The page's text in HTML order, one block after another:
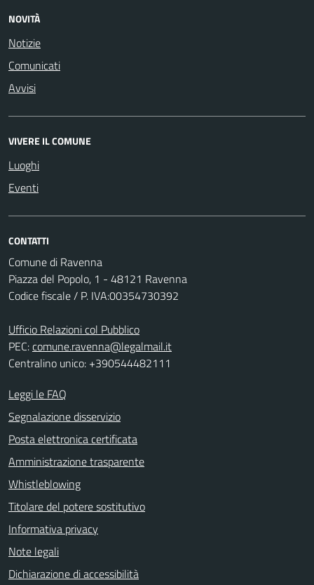
NOVITÀ
Notizie
Comunicati
Avvisi
VIVERE IL COMUNE
Luoghi
Eventi
CONTATTI
Comune di Ravenna
Piazza del Popolo, 1 - 48121 Ravenna
Codice fiscale / P. IVA:00354730392
Ufficio Relazioni col Pubblico
PEC:comune.ravenna@legalmail.it
Centralino unico: +390544482111
Leggi le FAQ
Segnalazione disservizio
Posta elettronica certificata
Amministrazione trasparente
Whistleblowing
Titolare del potere sostitutivo
Informativa privacy
Note legali
Dichiarazione di accessibilità